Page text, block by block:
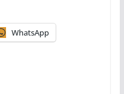
WhatsApp